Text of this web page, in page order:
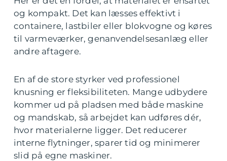
og kompakt. Det kan læsses effektivt i
containere, lastbiler eller blokvogne og køres
til varmeværker, genanvendelsesanlæg eller
andre aftagere.
En af de store styrker ved professionel
knusning er fleksibiliteten. Mange udbydere
kommer ud på pladsen med både maskine
og mandskab, så arbejdet kan udføres dér,
hvor materialerne ligger. Det reducerer
interne flytninger, sparer tid og minimerer
slid på egne maskiner.